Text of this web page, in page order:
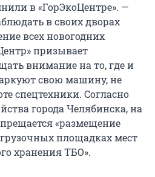
в «ГорЭкоЦентре». —
в своих дворах
всех новогодних
призывает
внимание на то, где и
свою машину, не
спецтехники. Согласно
города Челябинска, на
«размещение
площадках мест
хранения ТБО».